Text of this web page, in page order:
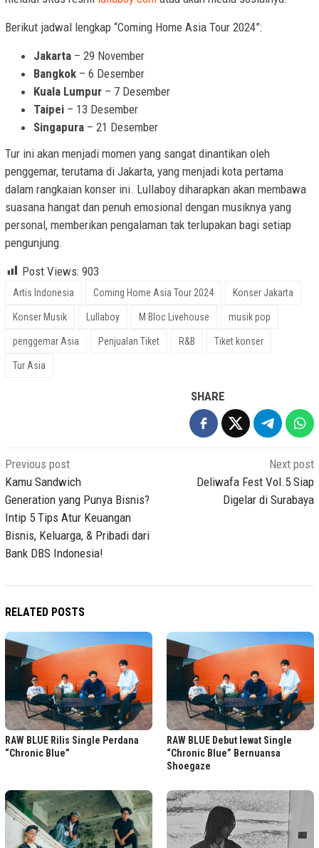
Berikut jadwal lengkap “Coming Home Asia Tour 2024”:
Jakarta – 29 November
Bangkok – 6 Desember
Kuala Lumpur – 7 Desember
Taipei – 13 Desember
Singapura – 21 Desember
Tur ini akan menjadi momen yang sangat dinantikan oleh
penggemar, terutama di Jakarta, yang menjadi kota pertama
dalam rangkaian konser ini. Lullaboy diharapkan akan membawa
suasana hangat dan penuh emosional dengan musiknya yang
personal, memberikan pengalaman tak terlupakan bagi setiap
pengunjung.
Post Views: 903
Artis Indonesia Coming Home Asia Tour 2024 Konser Jakarta
Konser Musik Lullaboy M Bloc Livehouse musik pop
penggemar Asia Penjualan Tiket R&B Tiket konser
Tur Asia
SHARE
Post
navigation
Previous post
Kamu Sandwich
Generation yang Punya Bisnis?
Intip 5 Tips Atur Keuangan
Bisnis, Keluarga, & Pribadi dari
Bank DBS Indonesia!
Next post
Deliwafa Fest Vol.5 Siap
Digelar di Surabaya
RELATED POSTS
RAW BLUE Rilis Single Perdana
“Chronic Blue”
RAW BLUE Debut lewat Single
“Chronic Blue” Bernuansa
Shoegaze